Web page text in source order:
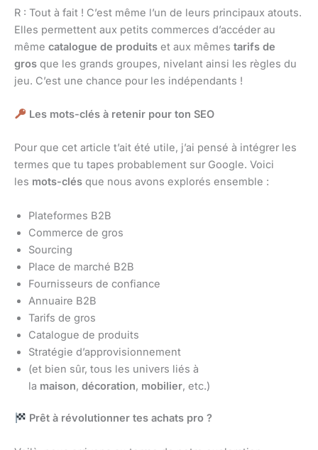
R : Tout à fait ! C’est même l’un de leurs principaux atouts.
Elles permettent aux petits commerces d’accéder au
même catalogue de produits et aux mêmes tarifs de
gros que les grands groupes, nivelant ainsi les règles du
jeu. C’est une chance pour les indépendants !
Les mots-clés à retenir pour ton SEO
Pour que cet article t’ait été utile, j’ai pensé à intégrer les
termes que tu tapes probablement sur Google. Voici
les mots-clés que nous avons explorés ensemble :
Plateformes B2B
Commerce de gros
Sourcing
Place de marché B2B
Fournisseurs de confiance
Annuaire B2B
Tarifs de gros
Catalogue de produits
Stratégie d’approvisionnement
(et bien sûr, tous les univers liés à
la maison, décoration, mobilier, etc.)
Prêt à révolutionner tes achats pro ?